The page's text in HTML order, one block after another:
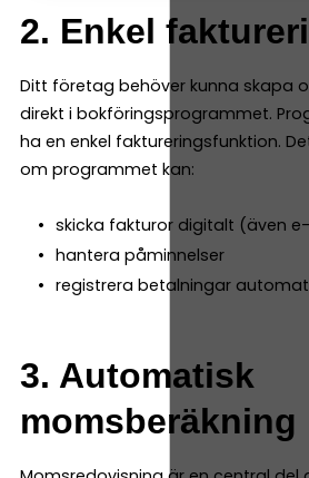
2. Enkel
Ditt företag behöver kunna skapa
direkt i bokföringsprogrammet.
ha en enkel faktureringsfunktion.
om programmet kan:
skicka fakturor digitalt (även
hantera påminnelser
registrera betalningar
3. Automatisk
momsberäkning